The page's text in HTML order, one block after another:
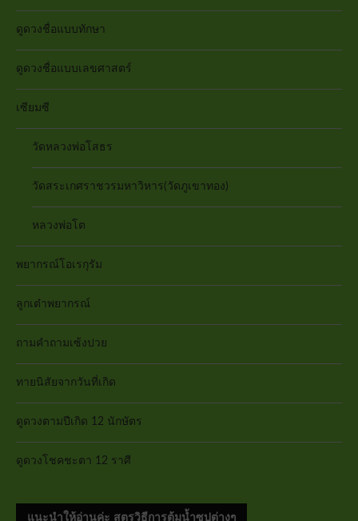
ดูดวงชื่อแบบทักษา
ดูดวงชื่อแบบเลขศาสตร์
เซียมซี
วัดหลวงพ่อโสธร
วัดสระเกศราชวรมหาวิหาร(วัดภูเขาทอง)
หลวงพ่อโต
พยากรณ์โอเรกุรัม
ลูกเต๋าพยากรณ์
ถามคำถามเซ้งปวย
ทายนิสัยจากวันที่เกิด
ดูดวงตามปีเกิด 12 นักษัตร
ดูดวงโชคชะตา 12 ราศี
แนะนำให้อ่านค่ะ สูตรวิธีการต้มน้ำซุปต่างๆ